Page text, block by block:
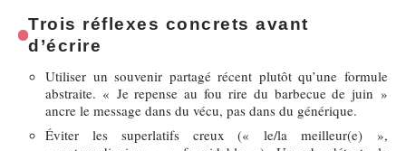
Trois réflexes concrets avant
d’écrire
Utiliser un souvenir partagé récent plutôt qu’une formule
abstraite. « Je repense au fou rire du barbecue de juin »
ancre le message dans du vécu, pas dans du générique.
Éviter les superlatifs creux (« le/la meilleur(e) »,